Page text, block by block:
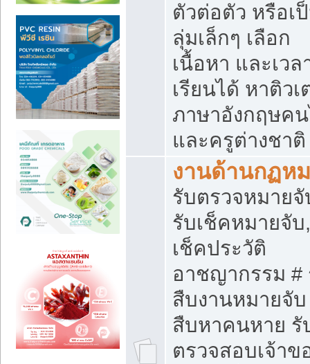
ตัวต่อตัว หรือเ
ลุ่มเล็กๆ เลือก
เนื้อหา และเวล
เรียนได้ หาติวเ
ภาษาอังกฤษค
และครูต่างชาติ
งานด้านกฏห
รับตรวจหมายจั
รับเช็คหมายจับ
เช็คประวัติ
อาชญากรรม #
สืบงานหมายจั
สืบหาคนหาย รั
ตรวจสอบเจ้าข